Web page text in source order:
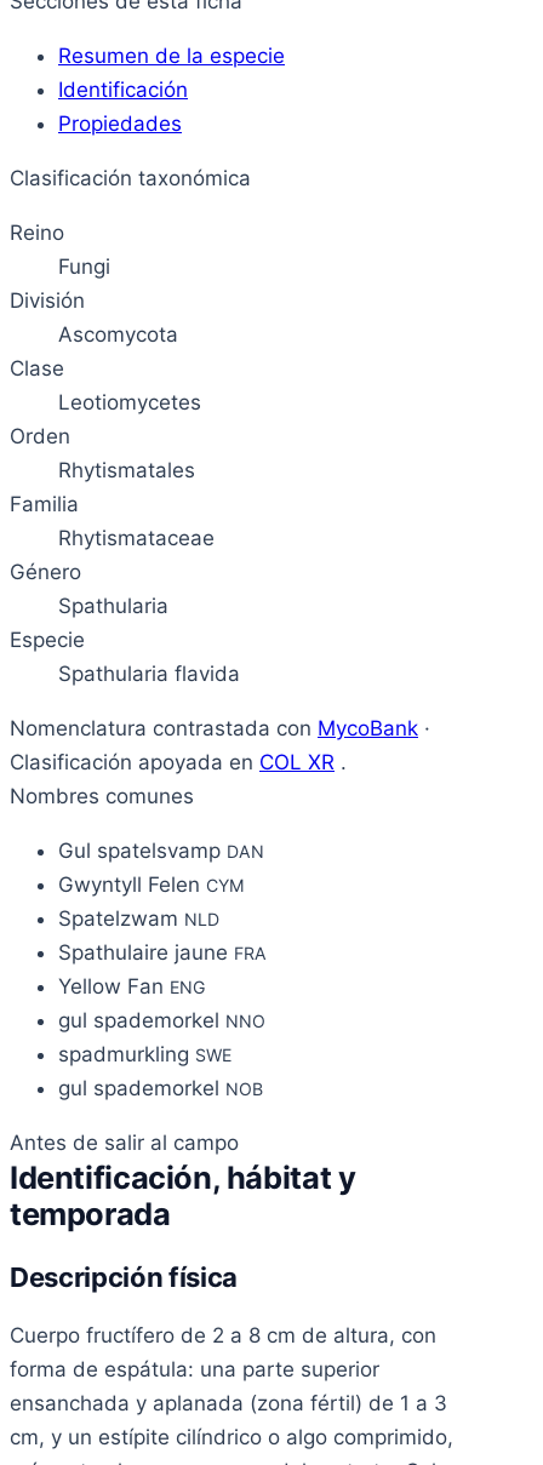
Resumen de la especie
Identificación
Propiedades
Clasificación taxonómica
Reino
Fungi
División
Ascomycota
Clase
Leotiomycetes
Orden
Rhytismatales
Familia
Rhytismataceae
Género
Spathularia
Especie
Spathularia flavida
Nomenclatura contrastada con MycoBank ·
Clasificación apoyada en COL XR .
Nombres comunes
Gul spatelsvamp DAN
Gwyntyll Felen CYM
Spatelzwam NLD
Spathulaire jaune FRA
Yellow Fan ENG
gul spademorkel NNO
spadmurkling SWE
gul spademorkel NOB
Antes de salir al campo
Identificación, hábitat y
temporada
Descripción física
Cuerpo fructífero de 2 a 8 cm de altura, con
forma de espátula: una parte superior
ensanchada y aplanada (zona fértil) de 1 a 3
cm, y un estípite cilíndrico o algo comprimido,